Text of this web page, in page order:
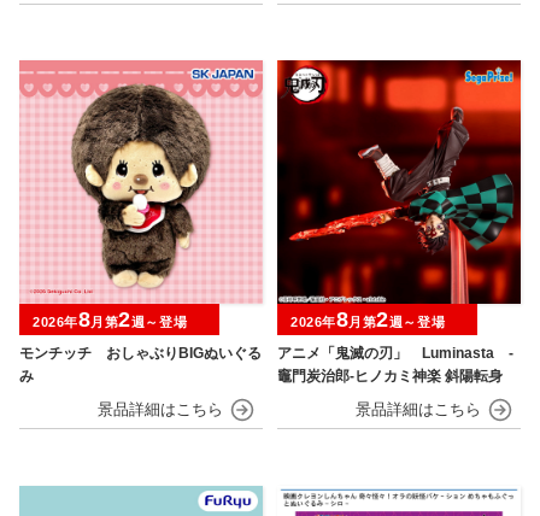
モンチッチ おしゃぶりBIGぬいぐる
み
2026年8月第2週～登場
アニメ「鬼滅の刃」 Luminasta ‐
竈門炭治郎‐ヒノカミ神楽 斜陽転身
2026年8月第2週～登場